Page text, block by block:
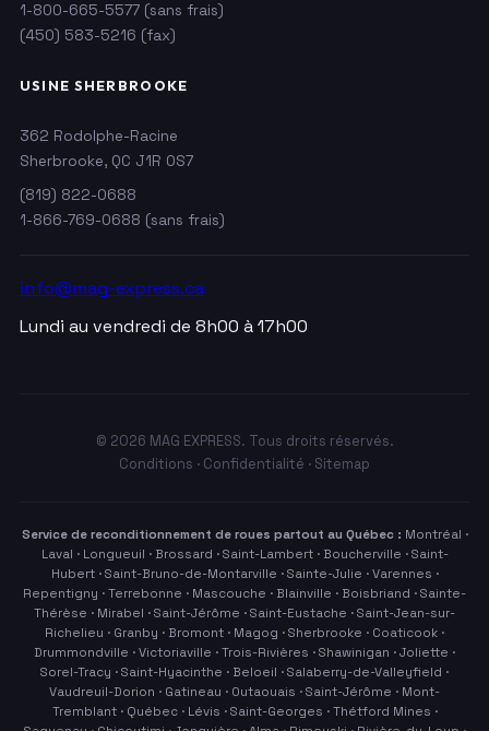
1-800-665-5577 (sans frais)
(450) 583-5216 (fax)
USINE SHERBROOKE
362 Rodolphe-Racine
Sherbrooke, QC J1R 0S7
(819) 822-0688
1-866-769-0688 (sans frais)
info@mag-express.ca
Lundi au vendredi de 8h00 à 17h00
© 2026 MAG EXPRESS. Tous droits réservés.
Conditions · Confidentialité · Sitemap
Service de reconditionnement de roues partout au Québec : Montréal ·
Laval · Longueuil · Brossard · Saint-Lambert · Boucherville · Saint-
Hubert · Saint-Bruno-de-Montarville · Sainte-Julie · Varennes ·
Repentigny · Terrebonne · Mascouche · Blainville · Boisbriand · Sainte-
Thérèse · Mirabel · Saint-Jérôme · Saint-Eustache · Saint-Jean-sur-
Richelieu · Granby · Bromont · Magog · Sherbrooke · Coaticook ·
Drummondville · Victoriaville · Trois-Rivières · Shawinigan · Joliette ·
Sorel-Tracy · Saint-Hyacinthe · Beloeil · Salaberry-de-Valleyfield ·
Vaudreuil-Dorion · Gatineau · Outaouais · Saint-Jérôme · Mont-
Tremblant · Québec · Lévis · Saint-Georges · Thétford Mines ·